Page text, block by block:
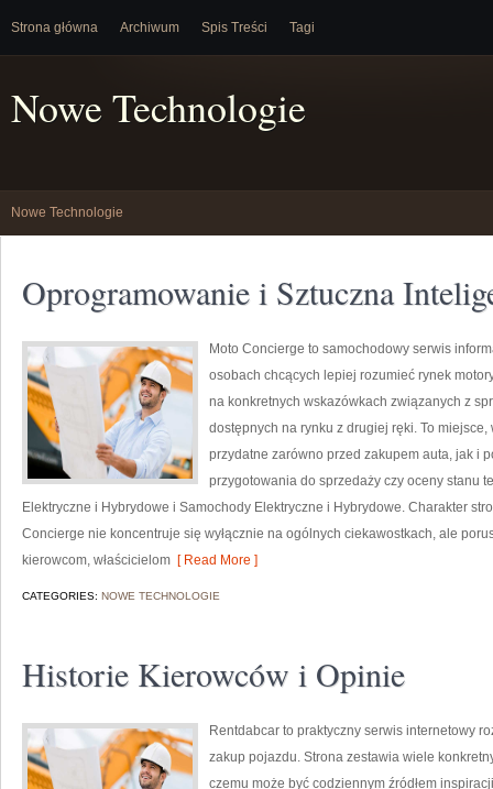
Strona główna Archiwum Spis Treści Tagi
Nowe Technologie
Nowe Technologie
Oprogramowanie i Sztuczna
Moto Concierge to samochodowy serwis
osobach chcących lepiej rozumieć rynek
na konkretnych wskazówkach związanych z
dostępnych na rynku z drugiej ręki. To
przydatne zarówno przed zakupem auta, jak i
przygotowania do sprzedaży czy oceny stanu
Elektryczne i Hybrydowe i Samochody Elektryczne i Hybrydowe. Charakter
Concierge nie koncentruje się wyłącznie na ogólnych ciekawostkach, ale
kierowcom, właścicielom [ Read More ]
CATEGORIES: NOWE TECHNOLOGIE
Historie Kierowców i Opinie
Rentdabcar to praktyczny serwis internetowy
zakup pojazdu. Strona zestawia wiele
czemu może być codziennym źródłem